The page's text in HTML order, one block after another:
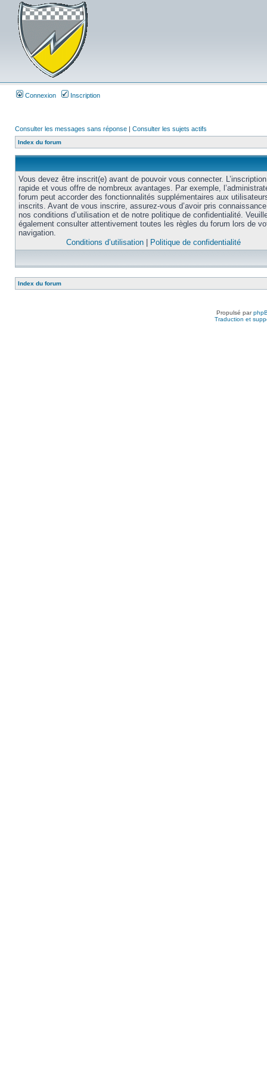
Connexion Inscription
Consulter les messages sans réponse | Consulter les sujets actifs
Index du forum
Vous devez être inscrit(e) avant de pouvoir vous connecter.
rapide et vous offre de nombreux avantages. Par exemple,
forum peut accorder des fonctionnalités supplémentaires aux
inscrits. Avant de vous inscrire, assurez-vous d’avoir pris
nos conditions d’utilisation et de notre politique de confidentialité.
également consulter attentivement toutes les règles du forum lors de
navigation.
Conditions d’utilisation
Politique de confidentialité
Index du forum
Propulsé par
Traduction et